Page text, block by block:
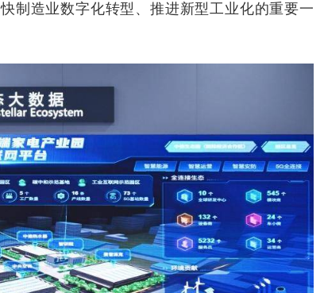
制造业数字化转型、推进新型工业化的重要一